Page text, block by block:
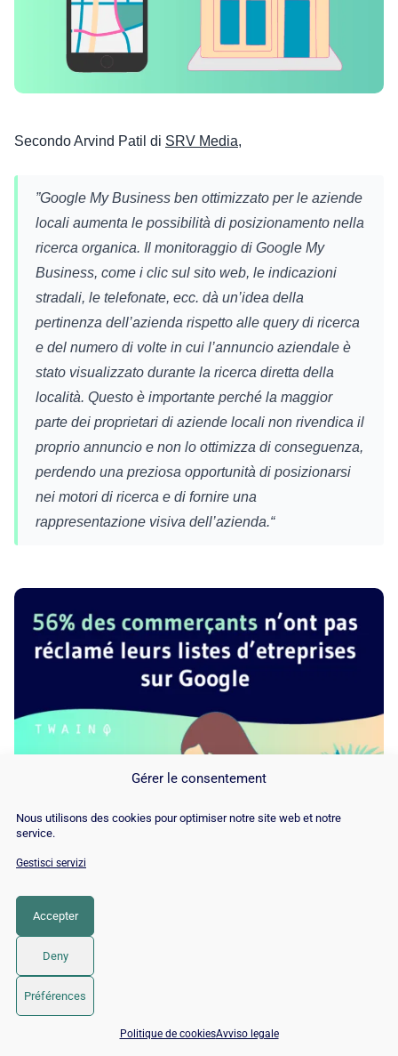
Gérer le consentement
Nous utilisons des cookies pour optimiser notre site web et notre
service.
Gestisci servizi
Accepter
Deny
Préférences
Politique de cookiesAvviso legale
Secondo Arvind Patil di SRV Media,
”Google My Business ben ottimizzato per le aziende
locali aumenta le possibilità di posizionamento nella
ricerca organica. Il monitoraggio di Google My
Business, come i clic sul sito web, le indicazioni
stradali, le telefonate, ecc. dà un’idea della
pertinenza dell’azienda rispetto alle query di ricerca
e del numero di volte in cui l’annuncio aziendale è
stato visualizzato durante la ricerca diretta della
località. Questo è importante perché la maggior
parte dei proprietari di aziende locali non rivendica il
proprio annuncio e non lo ottimizza di conseguenza,
perdendo una preziosa opportunità di posizionarsi
nei motori di ricerca e di fornire una
rappresentazione visiva dell’azienda.“
creare e impostare correttamente Google My Business
📅 Prenota 15 min con un esperto SEO / GEO